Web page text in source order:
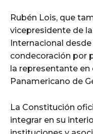
Rubén Lois, que
vicepresidente de
Internacional
condecoración por
la representante
Panamericano de
La Constitución
integrar en su